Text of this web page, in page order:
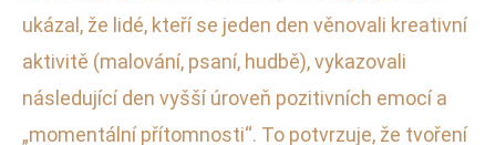
ukázal, že lidé, kteří se jeden den věnovali kreativní
aktivitě (malování, psaní, hudbě), vykazovali
následující den vyšší úroveň pozitivních emocí a
„momentální přítomnosti“. To potvrzuje, že tvoření